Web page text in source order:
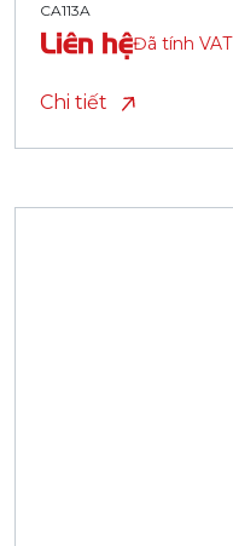
CA113A
Liên hệĐã tính VAT
Chi tiết